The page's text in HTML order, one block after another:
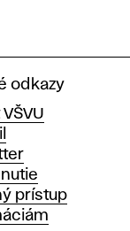
odkazy
prístup